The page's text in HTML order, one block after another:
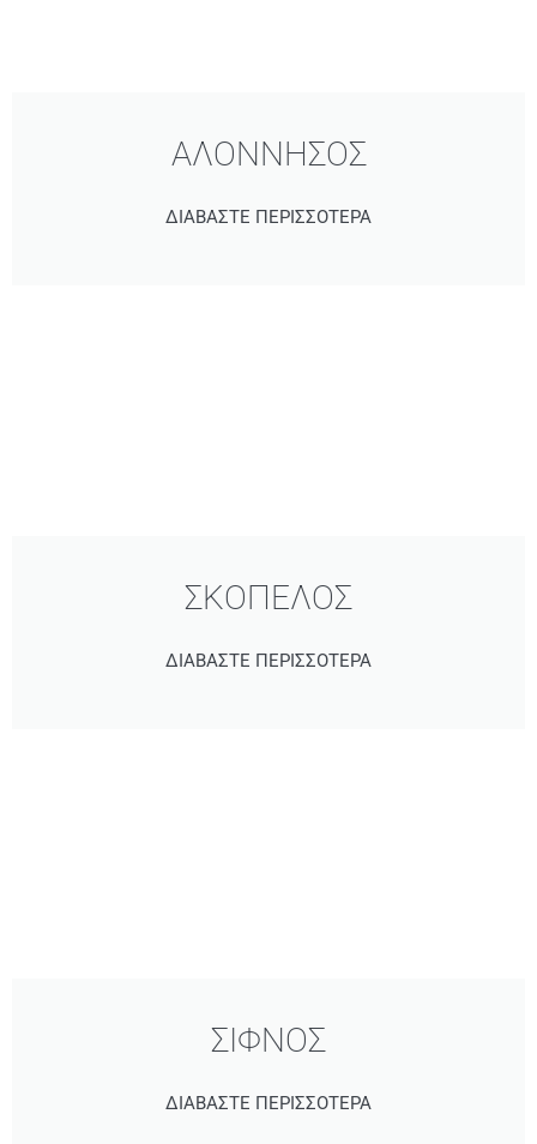
ΑΛΟΝΝΗΣΟΣ
ΔΙΑΒΑΣΤΕ ΠΕΡΙΣΣΟΤΕΡΑ
ΣΚΟΠΕΛΟΣ
ΔΙΑΒΑΣΤΕ ΠΕΡΙΣΣΟΤΕΡΑ
ΣΙΦΝΟΣ
ΔΙΑΒΑΣΤΕ ΠΕΡΙΣΣΟΤΕΡΑ